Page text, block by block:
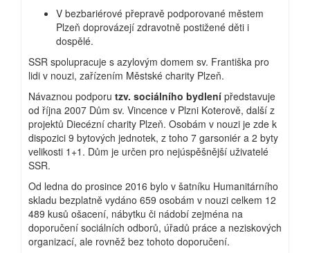
V bezbariérové přepravě podporované městem
Plzeň doprovázejí zdravotně postižené děti i
dospělé.
SSR spolupracuje s azylovým domem sv. Františka pro
lidi v nouzi, zařízením Městské charity Plzeň.
Návaznou podporu tzv. sociálního bydlení představuje
od října 2007 Dům sv. Vincence v Plzni Koterově, další z
projektů Diecézní charity Plzeň. Osobám v nouzi je zde k
dispozici 9 bytových jednotek, z toho 7 garsoniér a 2 byty
velikosti 1+1. Dům je určen pro nejúspěšnější uživatelé
SSR.
Od ledna do prosince 2016 bylo v šatníku Humanitárního
skladu bezplatně vydáno 659 osobám v nouzi celkem 12
489 kusů ošacení, nábytku či nádobí zejména na
doporučení sociálních odborů, úřadů práce a neziskových
organizací, ale rovněž bez tohoto doporučení.